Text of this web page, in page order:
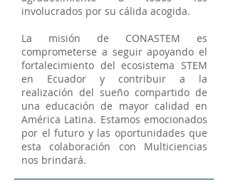
involucrados por su cálida acogida.
La misión de CONASTEM es
comprometerse a seguir apoyando el
fortalecimiento del ecosistema STEM
en Ecuador y contribuir a la
realización del sueño compartido de
una educación de mayor calidad en
América Latina. Estamos emocionados
por el futuro y las oportunidades que
esta colaboración con Multiciencias
nos brindará.